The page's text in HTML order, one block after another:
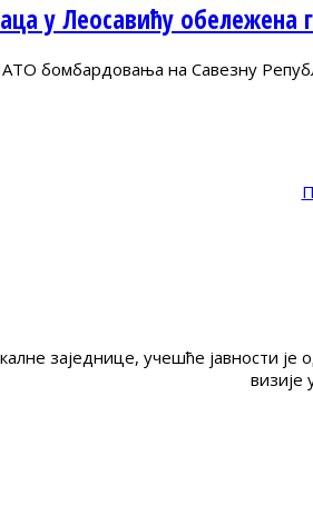
у Леосавићу обележена
бомбардовања на Савезну
заједнице, учешће јавности
визије